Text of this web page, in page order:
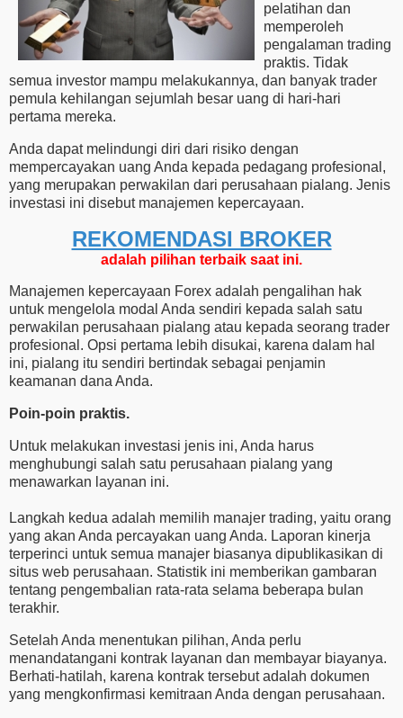
pelatihan dan
memperoleh
pengalaman trading
praktis. Tidak
semua investor mampu melakukannya, dan banyak trader
pemula kehilangan sejumlah besar uang di hari-hari
pertama mereka.
Anda dapat melindungi diri dari risiko dengan
mempercayakan uang Anda kepada pedagang profesional,
yang merupakan perwakilan dari perusahaan pialang. Jenis
investasi ini disebut manajemen kepercayaan.
REKOMENDASI ​​BROKER
adalah pilihan terbaik saat ini.
Manajemen kepercayaan Forex adalah pengalihan hak
untuk mengelola modal Anda sendiri kepada salah satu
perwakilan perusahaan pialang atau kepada seorang trader
profesional. Opsi pertama lebih disukai, karena dalam hal
ini, pialang itu sendiri bertindak sebagai penjamin
keamanan dana Anda.
Poin-poin praktis.
Untuk melakukan investasi jenis ini, Anda harus
menghubungi salah satu perusahaan pialang yang
menawarkan layanan ini.
Langkah kedua adalah memilih manajer trading, yaitu orang
yang akan Anda percayakan uang Anda. Laporan kinerja
terperinci untuk semua manajer biasanya dipublikasikan di
situs web perusahaan. Statistik ini memberikan gambaran
tentang pengembalian rata-rata selama beberapa bulan
terakhir.
Setelah Anda menentukan pilihan, Anda perlu
menandatangani kontrak layanan dan membayar biayanya.
Berhati-hatilah, karena kontrak tersebut adalah dokumen
yang mengkonfirmasi kemitraan Anda dengan perusahaan.